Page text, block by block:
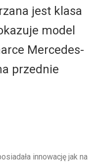
jest klasa
model
Mercedes-
przednie
innowację jak na